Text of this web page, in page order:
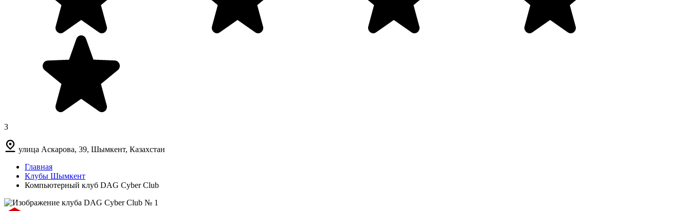
3
улица Аскарова, 39, Шымкент, Казахстан
Главная
Клубы Шымкент
Компьютерный клуб DAG Cyber Club